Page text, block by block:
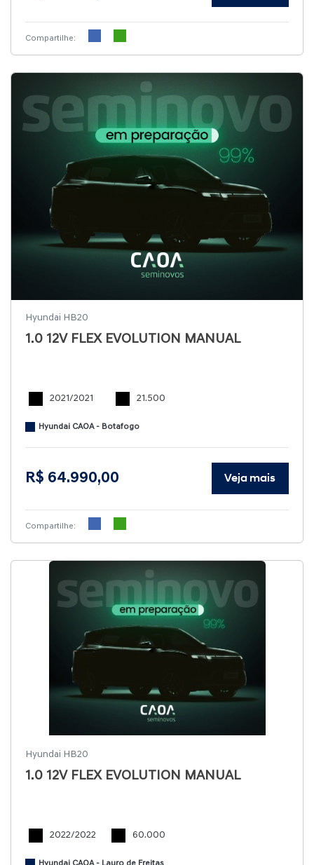
Compartilhe:
Hyundai HB20
1.0 12V FLEX EVOLUTION MANUAL
2021/2021 21.500
Hyundai CAOA - Botafogo
R$ 64.990,00 Veja mais
Compartilhe:
Hyundai HB20
1.0 12V FLEX EVOLUTION MANUAL
2022/2022 60.000